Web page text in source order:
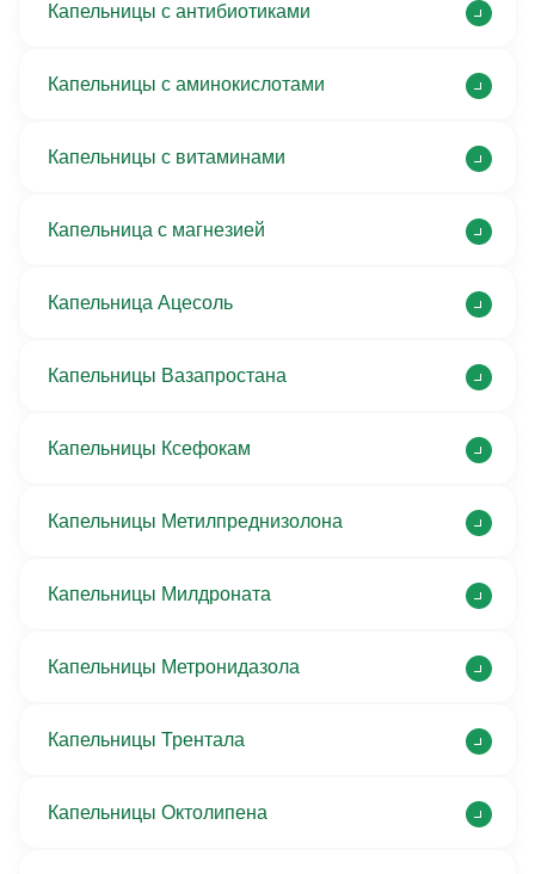
Капельницы с антибиотиками
Капельницы с аминокислотами
Капельницы с витаминами
Капельница с магнезией
Капельница Ацесоль
Капельницы Вазапростана
Капельницы Ксефокам
Капельницы Метилпреднизолона
Капельницы Милдроната
Капельницы Метронидазола
Капельницы Трентала
Капельницы Октолипена